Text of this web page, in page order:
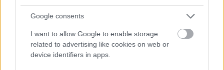
Google consents
I want to allow Google to enable storage
related to advertising like cookies on web or
device identifiers in apps.
adott helyzetbeli stressz állapot eredményei.
rendszeresség és az ebből kifolyólag kialakuló
tartós rossz munkahelyi légkör lesz az, ami több
veszélyt jelent.